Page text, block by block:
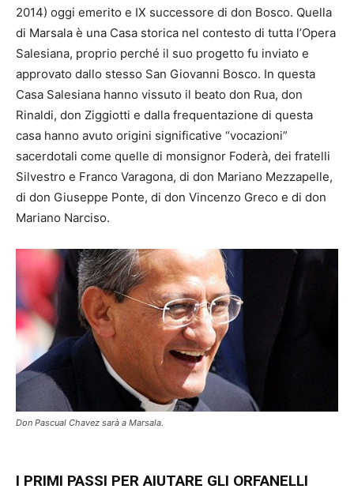
2014) oggi emerito e IX successore di don Bosco. Quella
di Marsala è una Casa storica nel contesto di tutta l’Opera
Salesiana, proprio perché il suo progetto fu inviato e
approvato dallo stesso San Giovanni Bosco. In questa
Casa Salesiana hanno vissuto il beato don Rua, don
Rinaldi, don Ziggiotti e dalla frequentazione di questa
casa hanno avuto origini significative “vocazioni”
sacerdotali come quelle di monsignor Foderà, dei fratelli
Silvestro e Franco Varagona, di don Mariano Mezzapelle,
di don Giuseppe Ponte, di don Vincenzo Greco e di don
Mariano Narciso.
Don Pascual Chavez sarà a Marsala.
I PRIMI PASSI PER AIUTARE GLI ORFANELLI